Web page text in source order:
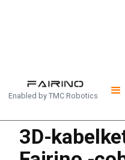
Enabled by TMC Robotics
3D-